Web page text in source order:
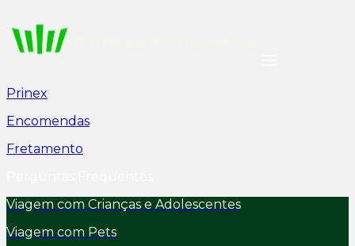
Prinex
Encomendas
Fretamento
Viagem com Crianças e Adolescentes
Viagem com Pets